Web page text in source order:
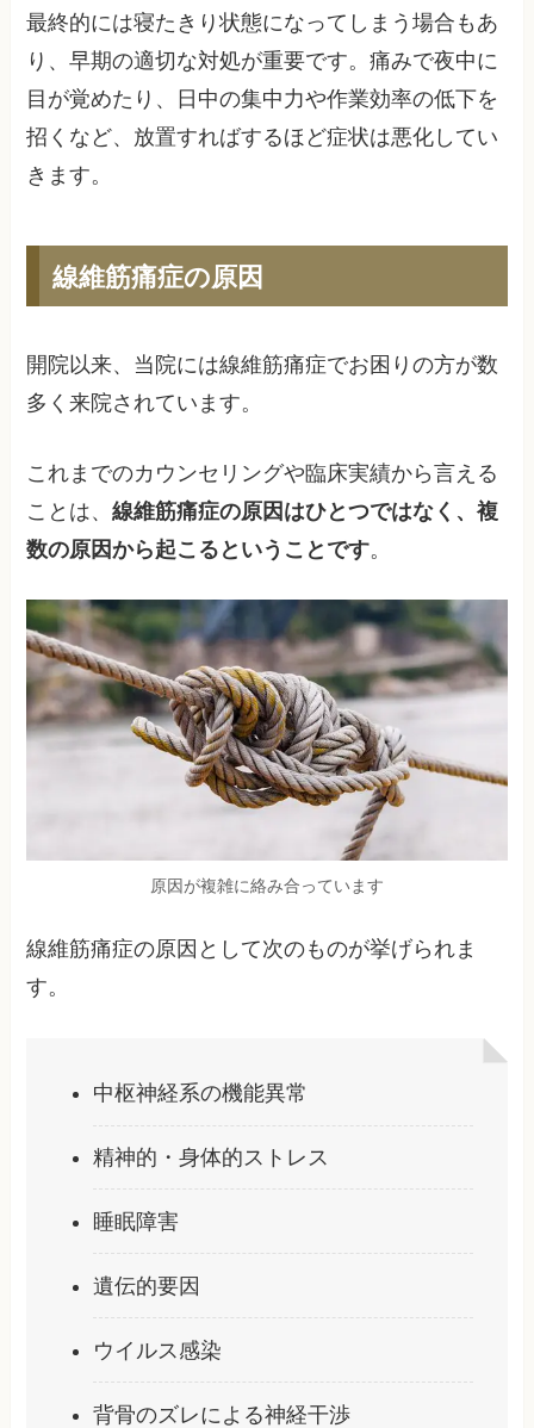
最終的には寝たきり状態になってしまう場合もあ
り、早期の適切な対処が重要です。痛みで夜中に
目が覚めたり、日中の集中力や作業効率の低下を
招くなど、放置すればするほど症状は悪化してい
きます。
線維筋痛症の原因
開院以来、当院には線維筋痛症でお困りの方が数
多く来院されています。
これまでのカウンセリングや臨床実績から言える
ことは、線維筋痛症の原因はひとつではなく、複
数の原因から起こるということです。
原因が複雑に絡み合っています
線維筋痛症の原因として次のものが挙げられま
す。
中枢神経系の機能異常
精神的・身体的ストレス
睡眠障害
遺伝的要因
ウイルス感染
背骨のズレによる神経干渉